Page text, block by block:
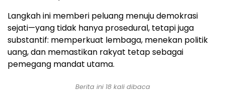
Langkah ini memberi peluang menuju demokrasi
sejati—yang tidak hanya prosedural, tetapi juga
substantif: memperkuat lembaga, menekan politik
uang, dan memastikan rakyat tetap sebagai
pemegang mandat utama.
Berita ini 18kali dibaca